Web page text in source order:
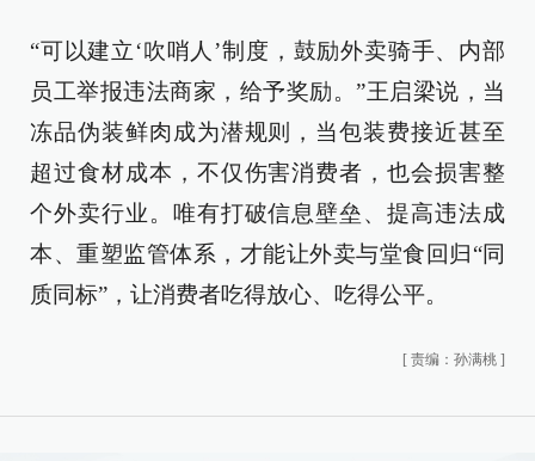
“可以建立‘吹哨人’制度，鼓励外卖骑手、内部
员工举报违法商家，给予奖励。”王启梁说，当
冻品伪装鲜肉成为潜规则，当包装费接近甚至
超过食材成本，不仅伤害消费者，也会损害整
个外卖行业。唯有打破信息壁垒、提高违法成
本、重塑监管体系，才能让外卖与堂食回归“同
质同标”，让消费者吃得放心、吃得公平。
[ 责编：孙满桃 ]